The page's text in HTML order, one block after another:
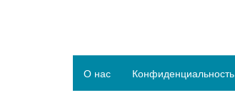
О нас Конфиденциальность